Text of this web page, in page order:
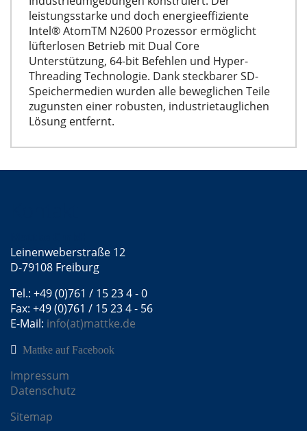
leistungsstarke und doch energieeffiziente
Intel® AtomTM N2600 Prozessor ermöglicht
lüfterlosen Betrieb mit Dual Core
Unterstützung, 64-bit Befehlen und Hyper-
Threading Technologie. Dank steckbarer SD-
Speichermedien wurden alle beweglichen Teile
zugunsten einer robusten, industrietauglichen
Lösung entfernt.
Leinenweberstraße 12
D-79108 Freiburg
Tel.: +49 (0)761 / 15 23 4 - 0
Fax: +49 (0)761 / 15 23 4 - 56
E-Mail: info(at)mattke.de
Mattke auf Facebook
Impressum
Datenschutz
Sitemap